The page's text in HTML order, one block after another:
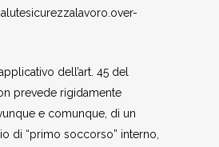
dell’art. 45 del
prevede rigidamente
e comunque, di un
di “primo soccorso” interno,